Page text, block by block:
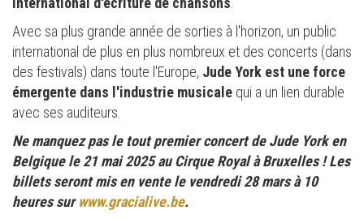
Avec sa plus grande année de sorties à l'horizon, un public
international de plus en plus nombreux et des concerts (dans
des festivals) dans toute l'Europe, Jude York est une force
émergente dans l'industrie musicale qui a un lien durable
avec ses auditeurs.
Ne manquez pas le tout premier concert de Jude York en
Belgique le 21 mai 2025 au Cirque Royal à Bruxelles ! Les
billets seront mis en vente le vendredi 28 mars à 10
heures surwww.gracialive.be.